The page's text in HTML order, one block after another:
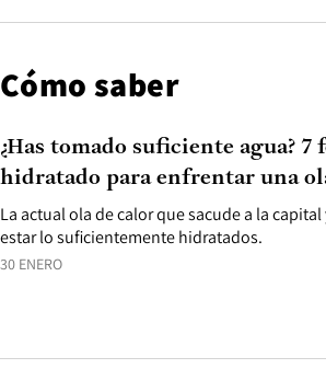
Cómo saber
30 ENERO
La actual ola de calor que sacude a la
estar lo suficientemente hidratados.
¿Has tomado suficiente agua? 7
hidratado para enfrentar una